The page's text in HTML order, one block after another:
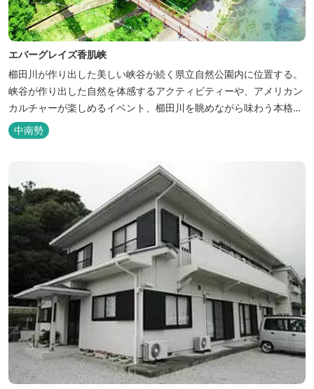
エバーグレイズ香肌峡
櫛田川が作り出した美しい峡谷が続く県立自然公園内に位置する。
峡谷が作り出した自然を体感するアクティビティーや、アメリカン
カルチャーが楽しめるイベント、櫛田川を眺めながら味わう本格的
なアメリカンＢＢＱを体験することができる。 松阪の観光情報は、
松阪観光インフォメーションサイト ワクワ...
中南勢